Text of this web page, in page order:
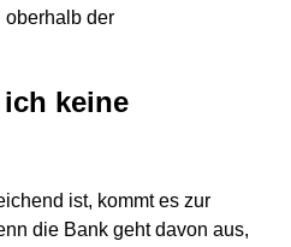
oberhalb der
keine
ist, kommt es zur
die Bank geht davon aus,